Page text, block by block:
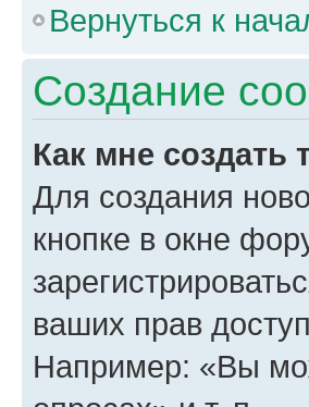
Вернуться к
Создание
Как мне
Для создания
кнопке в окне
ваших прав
Например: «Вы